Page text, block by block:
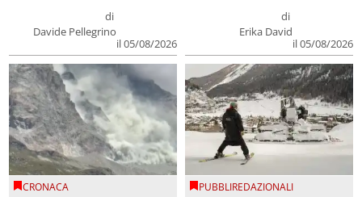
di
Davide Pellegrino
il 05/08/2026
di
Erika David
il 05/08/2026
CRONACA PUBBLIREDAZIONALI